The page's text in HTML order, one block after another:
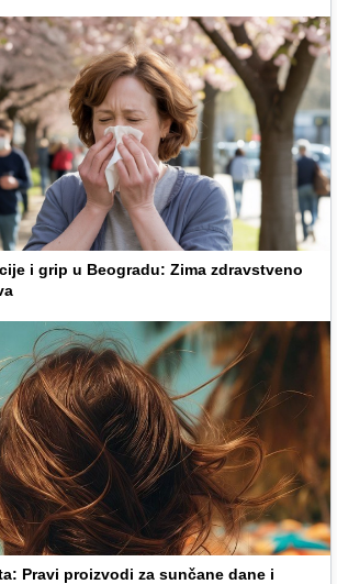
i grip u Beogradu: Zima zdravstveno
Pravi proizvodi za sunčane dane i